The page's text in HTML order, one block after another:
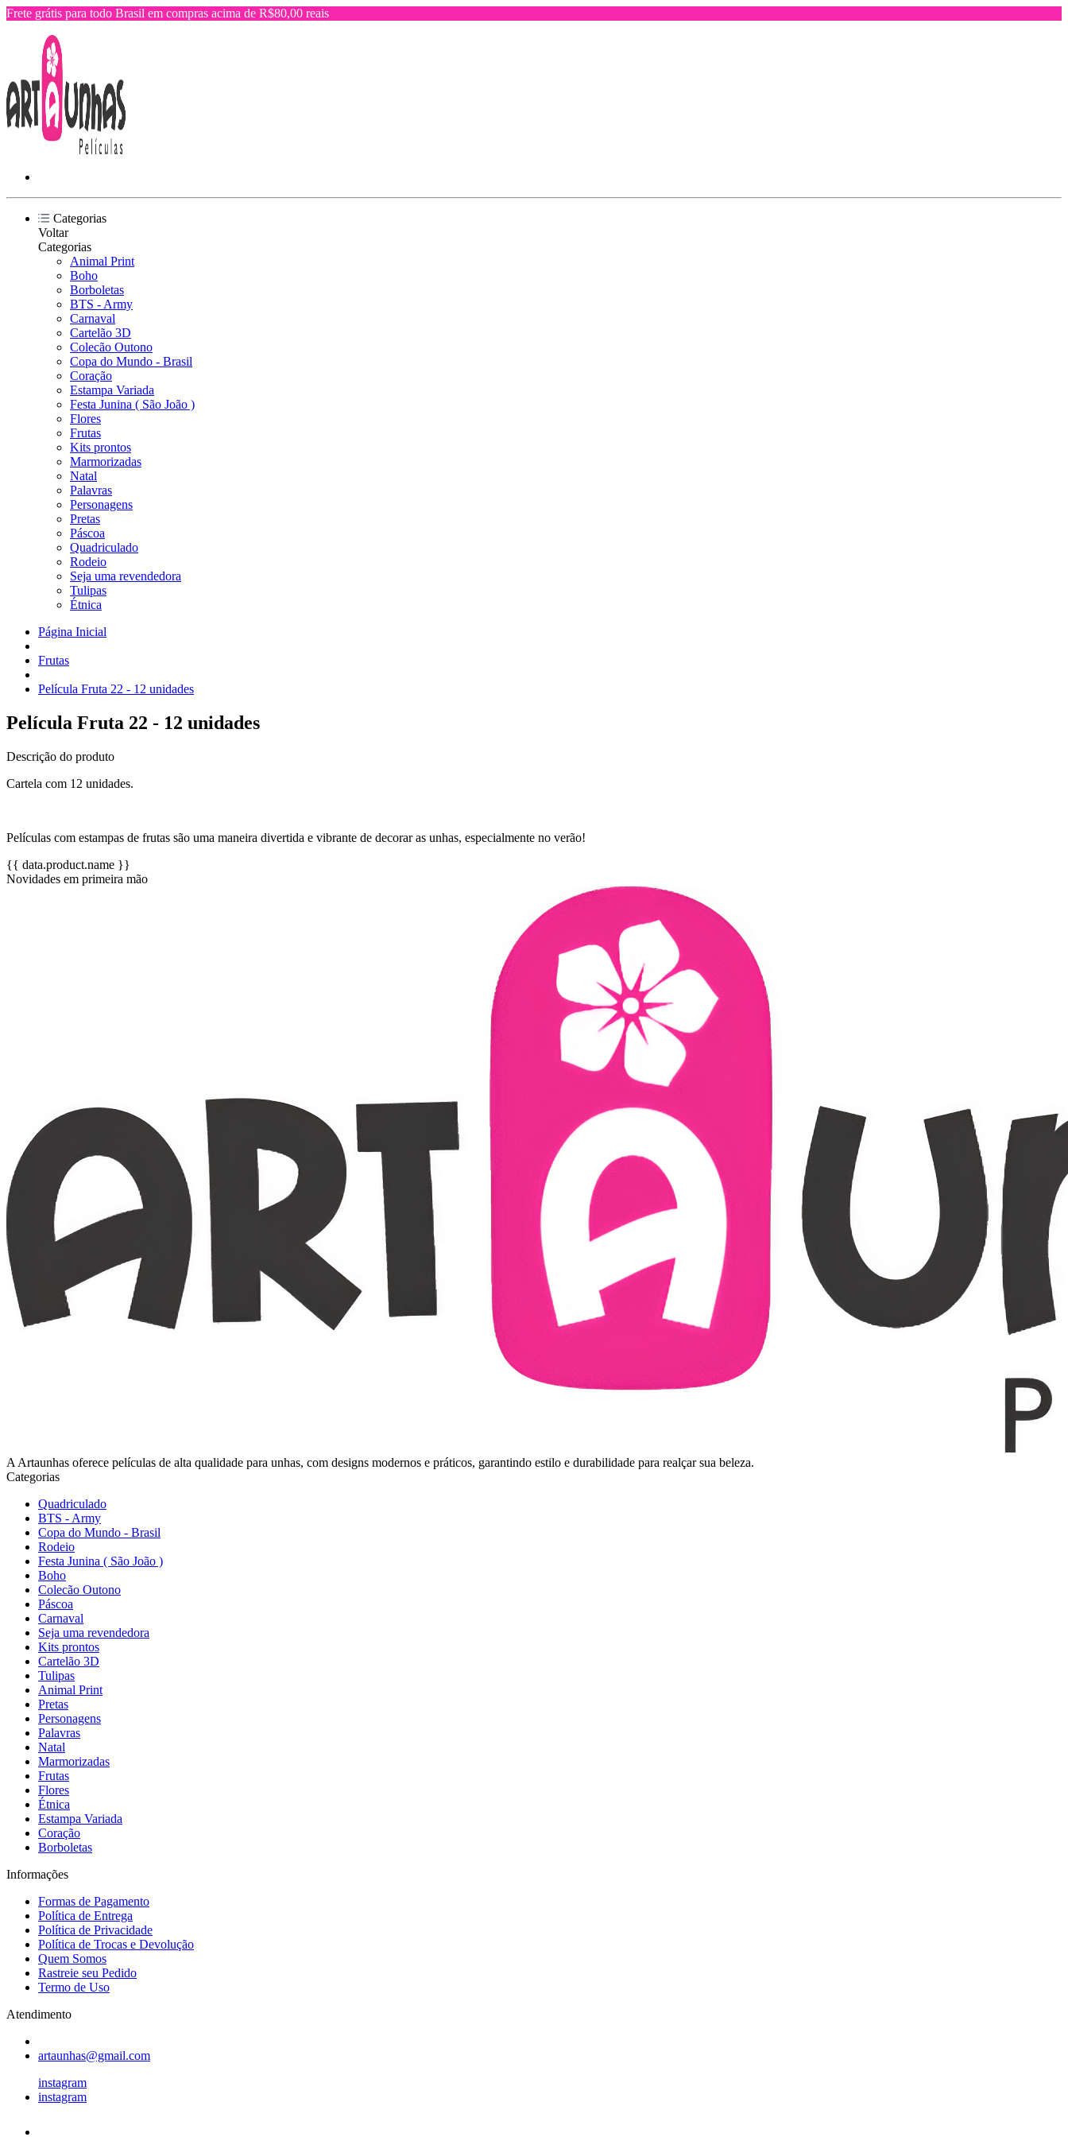
Frete grátis para todo Brasil em compras acima de R$80,00 reais
Categorias
Voltar
Categorias
Animal Print
Boho
Borboletas
BTS - Army
Carnaval
Cartelão 3D
Colecão Outono
Copa do Mundo - Brasil
Coração
Estampa Variada
Festa Junina ( São João )
Flores
Frutas
Kits prontos
Marmorizadas
Natal
Palavras
Personagens
Pretas
Páscoa
Quadriculado
Rodeio
Seja uma revendedora
Tulipas
Étnica
Página Inicial
Frutas
Película Fruta 22 - 12 unidades
Película Fruta 22 - 12 unidades
Descrição do produto
Cartela com 12 unidades.
Películas com estampas de frutas são uma maneira divertida e vibrante de decorar as unhas, especialmente no verão!
{{ data.product.name }}
Novidades em primeira mão
A Artaunhas oferece películas de alta qualidade para unhas, com designs modernos e práticos, garantindo estilo e durabilidade para realçar sua beleza.
Categorias
Quadriculado
BTS - Army
Copa do Mundo - Brasil
Rodeio
Festa Junina ( São João )
Boho
Colecão Outono
Páscoa
Carnaval
Seja uma revendedora
Kits prontos
Cartelão 3D
Tulipas
Animal Print
Pretas
Personagens
Palavras
Natal
Marmorizadas
Frutas
Flores
Étnica
Estampa Variada
Coração
Borboletas
Informações
Formas de Pagamento
Política de Entrega
Política de Privacidade
Política de Trocas e Devolução
Quem Somos
Rastreie seu Pedido
Termo de Uso
Atendimento
artaunhas@gmail.com
instagram
instagram